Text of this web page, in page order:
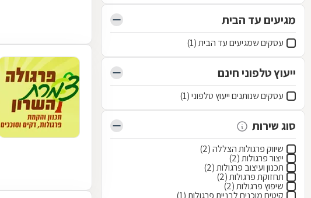
מגיעים עד הבית
עסקים שמגיעים עד הבית (1)
ייעוץ טלפוני חינם
עסקים שנותנים ייעוץ טלפוני (1)
סוג שירות
שיווק פרגולות הצללה (2)
ייצור פרגולות (2)
תכנון ועיצוב פרגולות (2)
תחזוקת פרגולות (2)
שיפוץ פרגולות (2)
קיטים מוכנים לבניית פרגולות (1)